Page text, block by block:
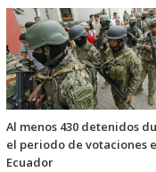
Al menos 430 detenidos
el periodo de votaciones
Ecuador